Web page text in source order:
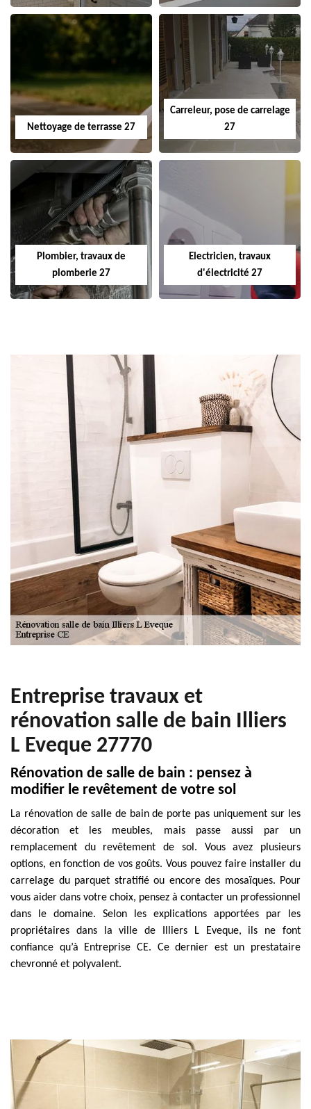
Nettoyage de terrasse 27
Carreleur, pose de carrelage
27
Plombier, travaux de
plomberie 27
Electricien, travaux
d'électricité 27
Entreprise travaux et
rénovation salle de bain Illiers
L Eveque 27770
Rénovation de salle de bain : pensez à
modifier le revêtement de votre sol
La rénovation de salle de bain de porte pas uniquement sur les
décoration et les meubles, mais passe aussi par un
remplacement du revêtement de sol. Vous avez plusieurs
options, en fonction de vos goûts. Vous pouvez faire installer du
carrelage du parquet stratifié ou encore des mosaïques. Pour
vous aider dans votre choix, pensez à contacter un professionnel
dans le domaine. Selon les explications apportées par les
propriétaires dans la ville de Illiers L Eveque, ils ne font
confiance qu’à Entreprise CE. Ce dernier est un prestataire
chevronné et polyvalent.